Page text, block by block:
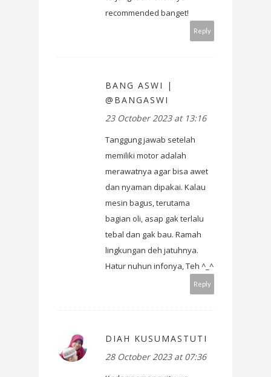
recommended banget!
Reply
BANG ASWI |
@BANGASWI
23 October 2023 at 13:16
Tanggung jawab setelah
memiliki motor adalah
merawatnya agar bisa awet
dan nyaman dipakai. Kalau
mesin bagus, terutama
bagian oli, asap gak terlalu
tebal dan gak bau. Ramah
lingkungan deh jatuhnya.
Hatur nuhun infonya, Teh ^_^
Reply
DIAH KUSUMASTUTI
28 October 2023 at 07:36